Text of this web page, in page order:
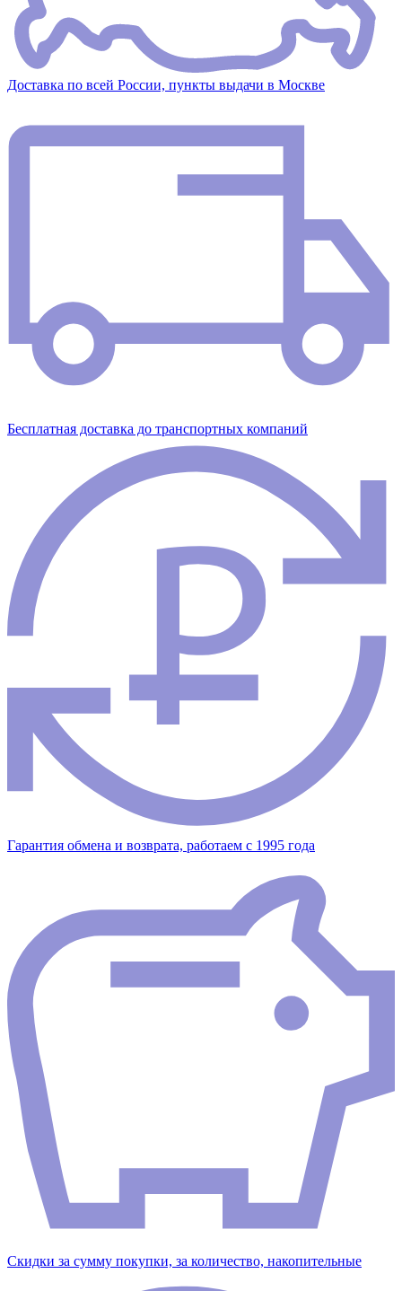
Доставка по всей России, пункты выдачи в Москве
Бесплатная доставка до транспортных компаний
Гарантия обмена и возврата, работаем с 1995 года
Скидки за сумму покупки, за количество, накопительные